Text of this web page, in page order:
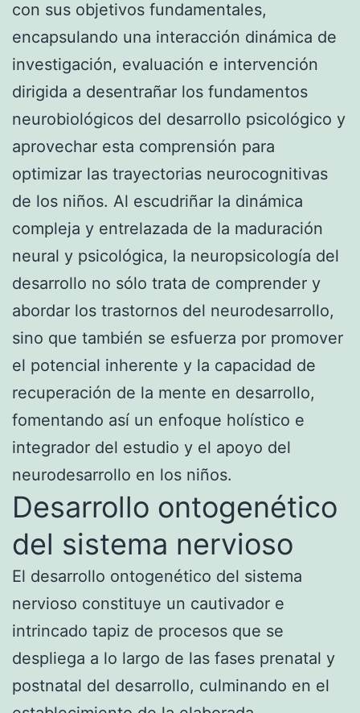
con sus objetivos fundamentales,
encapsulando una interacción dinámica de
investigación, evaluación e intervención
dirigida a desentrañar los fundamentos
neurobiológicos del desarrollo psicológico y
aprovechar esta comprensión para
optimizar las trayectorias neurocognitivas
de los niños. Al escudriñar la dinámica
compleja y entrelazada de la maduración
neural y psicológica, la neuropsicología del
desarrollo no sólo trata de comprender y
abordar los trastornos del neurodesarrollo,
sino que también se esfuerza por promover
el potencial inherente y la capacidad de
recuperación de la mente en desarrollo,
fomentando así un enfoque holístico e
integrador del estudio y el apoyo del
neurodesarrollo en los niños.
Desarrollo ontogenético
del sistema nervioso
El desarrollo ontogenético del sistema
nervioso constituye un cautivador e
intrincado tapiz de procesos que se
despliega a lo largo de las fases prenatal y
postnatal del desarrollo, culminando en el